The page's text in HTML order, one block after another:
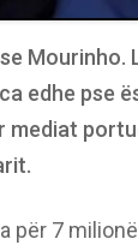
Mourinho.
edhe pse
mediat
për 7